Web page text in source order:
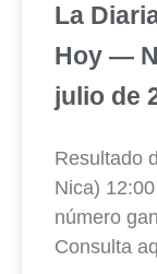
La
Hoy —
julio de
Resultado
Nica)
número
Consulta